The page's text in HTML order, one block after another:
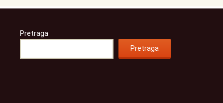
Pretraga
Pretraga